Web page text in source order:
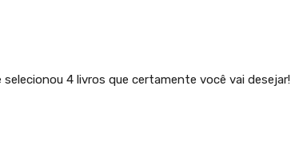
4 livros que certamente você vai desejar!